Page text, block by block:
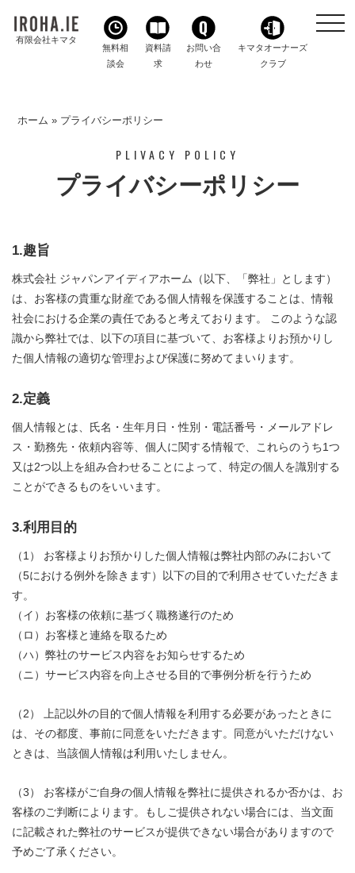
有限会社キマタ
無料相
談会
資料請
求
お問い合
わせ
キマタオーナーズ
クラブ
ホーム » プライバシーポリシー
PLIVACY POLICY
プライバシーポリシー
1.趣旨
株式会社 ジャパンアイディアホーム（以下、「弊社」とします）
は、お客様の貴重な財産である個人情報を保護することは、情報
社会における企業の責任であると考えております。 このような認
識から弊社では、以下の項目に基づいて、お客様よりお預かりし
た個人情報の適切な管理および保護に努めてまいります。
2.定義
個人情報とは、氏名・生年月日・性別・電話番号・メールアドレ
ス・勤務先・依頼内容等、個人に関する情報で、これらのうち1つ
又は2つ以上を組み合わせることによって、特定の個人を識別する
ことができるものをいいます。
3.利用目的
（1） お客様よりお預かりした個人情報は弊社内部のみにおいて
（5における例外を除きます）以下の目的で利用させていただきま
す。
（イ）お客様の依頼に基づく職務遂行のため
（ロ）お客様と連絡を取るため
（ハ）弊社のサービス内容をお知らせするため
（ニ）サービス内容を向上させる目的で事例分析を行うため
（2） 上記以外の目的で個人情報を利用する必要があったときに
は、その都度、事前に同意をいただきます。同意がいただけない
ときは、当該個人情報は利用いたしません。
（3） お客様がご自身の個人情報を弊社に提供されるか否かは、お
客様のご判断によります。もしご提供されない場合には、当文面
に記載された弊社のサービスが提供できない場合がありますので
予めご了承ください。